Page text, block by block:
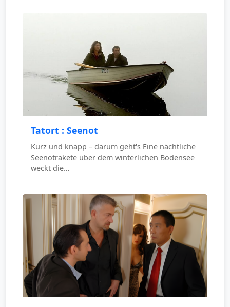
Tatort : Seenot
Kurz und knapp – darum geht's Eine nächtliche
Seenotrakete über dem winterlichen Bodensee
weckt die…